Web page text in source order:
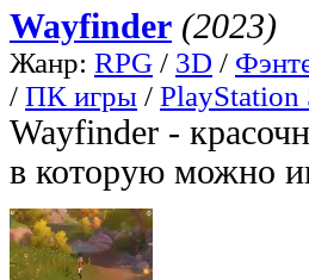
Wayfinder (2023)
Жанр: RPG / 3D /
/ ПК игры / PlayStation
Wayfinder -
в которую можно